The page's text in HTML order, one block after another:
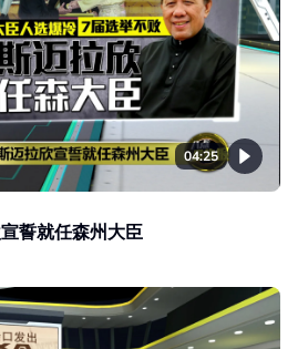
04:25
誓就任森州大臣